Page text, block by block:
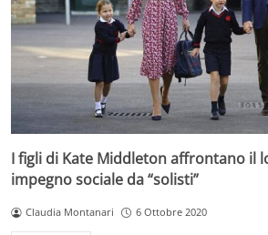
I figli di Kate Middleton affrontano il
impegno sociale da “solisti”
Claudia Montanari 6 Ottobre 2020